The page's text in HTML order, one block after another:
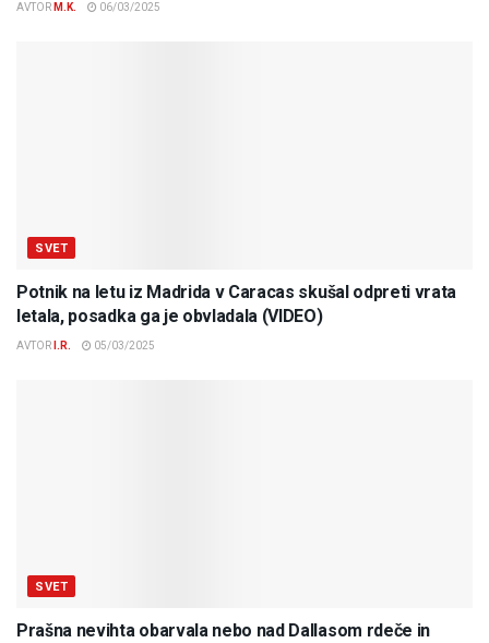
AVTOR M.K. 06/03/2025
SVET
Potnik na letu iz Madrida v Caracas skušal odpreti vrata
letala, posadka ga je obvladala (VIDEO)
AVTOR I.R. 05/03/2025
SVET
Prašna nevihta obarvala nebo nad Dallasom rdeče in